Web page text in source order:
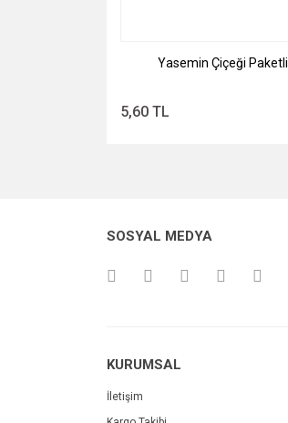
Yasemin Çiçeği Paketli
5,60 TL
SOSYAL MEDYA
KURUMSAL
İletişim